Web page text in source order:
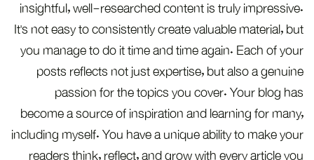
insightful, well-researched content is truly impressive.
It’s not easy to consistently create valuable material, but
you manage to do it time and time again. Each of your
posts reflects not just expertise, but also a genuine
passion for the topics you cover. Your blog has
become a source of inspiration and learning for many,
including myself. You have a unique ability to make your